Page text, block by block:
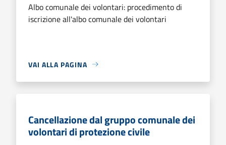
Albo comunale dei volontari: procedimento di
iscrizione all'albo comunale dei volontari
VAI ALLA PAGINA
Cancellazione dal gruppo comunale dei
volontari di protezione civile